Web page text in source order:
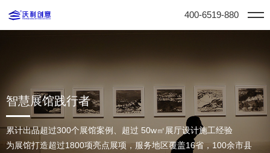
400-6519-880
智慧展馆践行者
累计出品超过300个展馆案例、超过 50w㎡展厅设计施工经验
为展馆打造超过1800项亮点展项，服务地区覆盖16省，100余市县